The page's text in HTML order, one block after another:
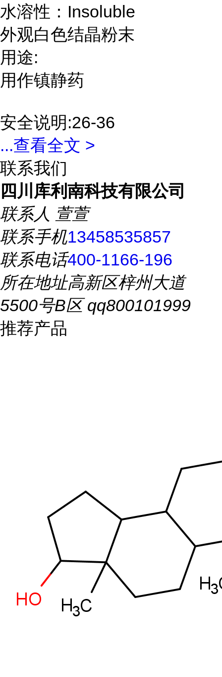
水溶性：Insoluble
外观白色结晶粉末
用途:
用作镇静药
安全说明:26-36
...查看全文 >
联系我们
四川库利南科技有限公司
联系人 萱萱
联系手机13458535857
联系电话400-1166-196
所在地址高新区梓州大道
5500号B区 qq800101999
推荐产品